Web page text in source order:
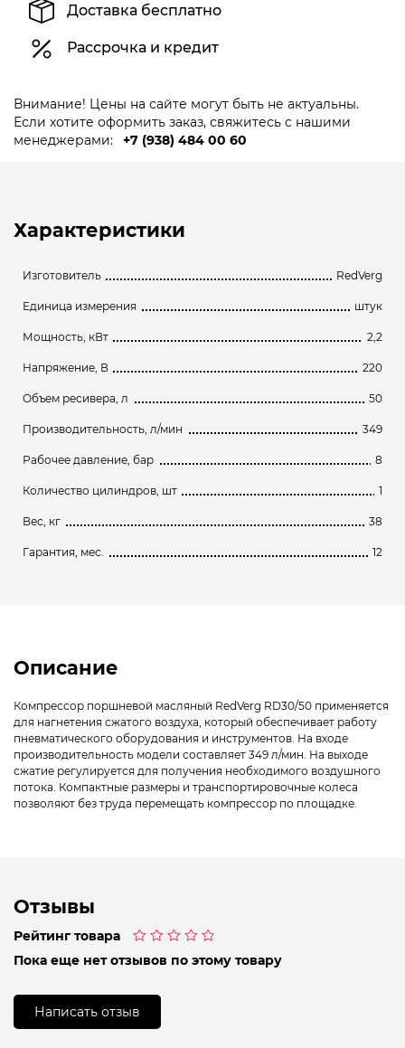
Доставка бесплатно
Рассрочка и кредит
Внимание! Цены на сайте могут быть не актуальны.
Если хотите оформить заказ, свяжитесь с нашими
менеджерами:
+7 (938) 484 00 60
Характеристики
Изготовитель RedVerg
Единица измерения штук
Мощность, кВт 2,2
Напряжение, В 220
Объем ресивера, л 50
Производительность, л/мин 349
Рабочее давление, бар 8
Количество цилиндров, шт 1
Вес, кг 38
Гарантия, мес. 12
Описание
Компрессор поршневой масляный RedVerg RD30/50 применяется
для нагнетения сжатого воздуха, который обеспечивает работу
пневматического оборудования и инструментов. На входе
производительность модели составляет 349 л/мин. На выходе
сжатие регулируется для получения необходимого воздушного
потока. Компактные размеры и транспортировочные колеса
позволяют без труда перемещать компрессор по площадке.
Отзывы
Рейтинг товара
0
Пока еще нет отзывов по этому товару
Написать отзыв